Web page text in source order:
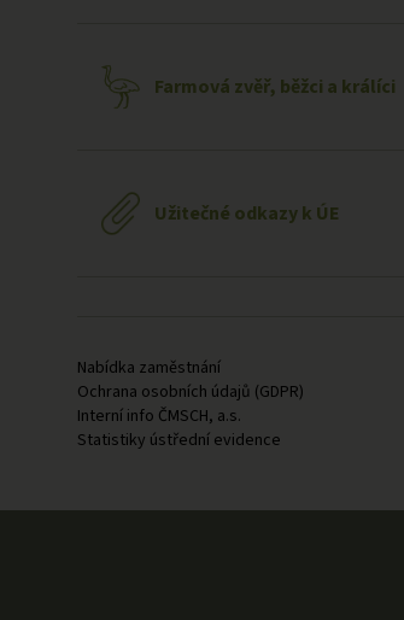
Farmová zvěř, běžci a králíci
Užitečné odkazy k ÚE
Nabídka zaměstnání
Ochrana osobních údajů (GDPR)
Interní info ČMSCH, a.s.
Statistiky ústřední evidence